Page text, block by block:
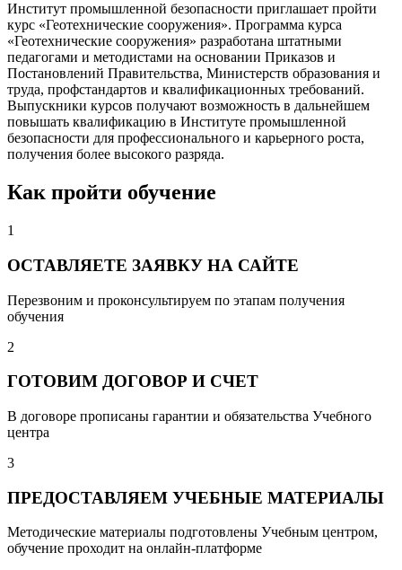
Институт промышленной безопасности приглашает пройти
курс «Геотехнические сооружения». Программа курса
«Геотехнические сооружения» разработана штатными
педагогами и методистами на основании Приказов и
Постановлений Правительства, Министерств образования и
труда, профстандартов и квалификационных требований.
Выпускники курсов получают возможность в дальнейшем
повышать квалификацию в Институте промышленной
безопасности для профессионального и карьерного роста,
получения более высокого разряда.
Как пройти обучение
1
ОСТАВЛЯЕТЕ ЗАЯВКУ НА САЙТЕ
Перезвоним и проконсультируем по этапам получения
обучения
2
ГОТОВИМ ДОГОВОР И СЧЕТ
В договоре прописаны гарантии и обязательства Учебного
центра
3
ПРЕДОСТАВЛЯЕМ УЧЕБНЫЕ МАТЕРИАЛЫ
Методические материалы подготовлены Учебным центром,
обучение проходит на онлайн-платформе